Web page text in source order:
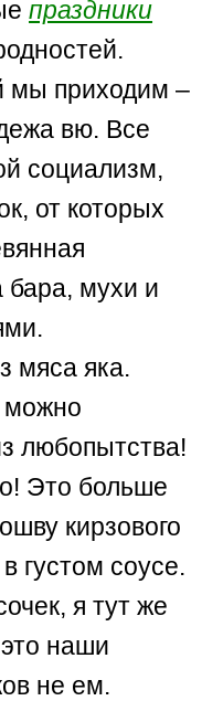
праздники
мы приходим –
вю. Все
социализм,
от которых
бара, мухи и
мяса яка.
можно
любопытства!
Это больше
кирзового
густом соусе.
я тут же
наши
не ем.